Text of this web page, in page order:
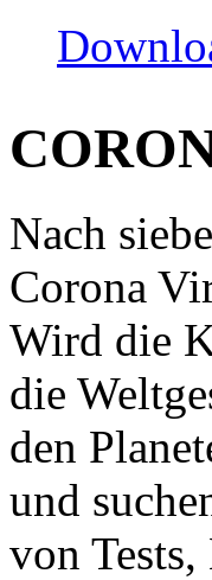
Nach
Corona
Wird die
die
den
und
von